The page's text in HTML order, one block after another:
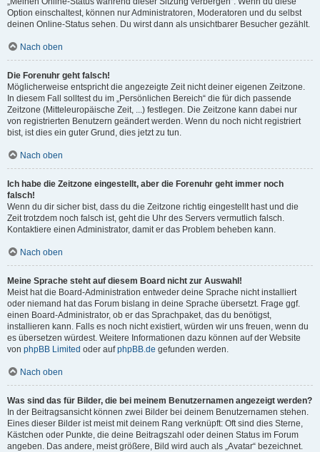
Option einschaltest, können nur Administratoren, Moderatoren und du selbst
deinen Online-Status sehen. Du wirst dann als unsichtbarer Besucher gezählt.
Nach oben
Die Forenuhr geht falsch!
Möglicherweise entspricht die angezeigte Zeit nicht deiner eigenen Zeitzone.
In diesem Fall solltest du im „Persönlichen Bereich“ die für dich passende
Zeitzone (Mitteleuropäische Zeit, ...) festlegen. Die Zeitzone kann dabei nur
von registrierten Benutzern geändert werden. Wenn du noch nicht registriert
bist, ist dies ein guter Grund, dies jetzt zu tun.
Nach oben
Ich habe die Zeitzone eingestellt, aber die Forenuhr geht immer noch
falsch!
Wenn du dir sicher bist, dass du die Zeitzone richtig eingestellt hast und die
Zeit trotzdem noch falsch ist, geht die Uhr des Servers vermutlich falsch.
Kontaktiere einen Administrator, damit er das Problem beheben kann.
Nach oben
Meine Sprache steht auf diesem Board nicht zur Auswahl!
Meist hat die Board-Administration entweder deine Sprache nicht installiert
oder niemand hat das Forum bislang in deine Sprache übersetzt. Frage ggf.
einen Board-Administrator, ob er das Sprachpaket, das du benötigst,
installieren kann. Falls es noch nicht existiert, würden wir uns freuen, wenn du
es übersetzen würdest. Weitere Informationen dazu können auf der Website
von phpBB Limited oder aufphpBB.de gefunden werden.
Nach oben
Was sind das für Bilder, die bei meinem Benutzernamen angezeigt werden?
In der Beitragsansicht können zwei Bilder bei deinem Benutzernamen stehen.
Eines dieser Bilder ist meist mit deinem Rang verknüpft: Oft sind dies Sterne,
Kästchen oder Punkte, die deine Beitragszahl oder deinen Status im Forum
angeben. Das andere, meist größere, Bild wird auch als „Avatar“ bezeichnet.